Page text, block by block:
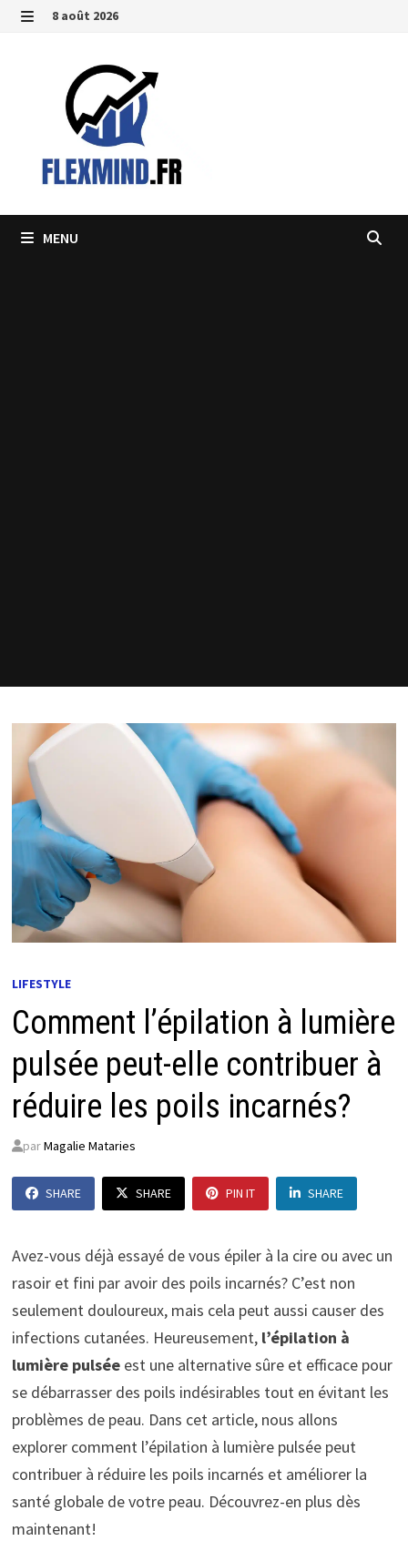
Passer
8 août 2026
MENU
LIFESTYLE
Comment l’épilation à lumière
pulsée peut-elle contribuer à
réduire les poils incarnés?
parMagalie Mataries
SHARE SHARE PIN IT SHARE
Avez-vous déjà essayé de vous épiler à la cire ou avec un
rasoir et fini par avoir des poils incarnés? C’est non
seulement douloureux, mais cela peut aussi causer des
infections cutanées. Heureusement, l’épilation à
lumière pulséeest une alternative sûre et efficace pour
se débarrasser des poils indésirables tout en évitant les
problèmes de peau. Dans cet article, nous allons
explorer comment l’épilation à lumière pulsée peut
contribuer à réduire les poils incarnés et améliorer la
santé globale de votre peau. Découvrez-en plus dès
maintenant!